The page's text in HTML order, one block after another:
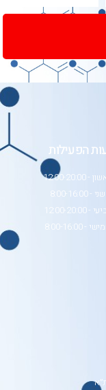
הפעילות
20:00
8:00-16:00
20:00
- 8:00-16:00